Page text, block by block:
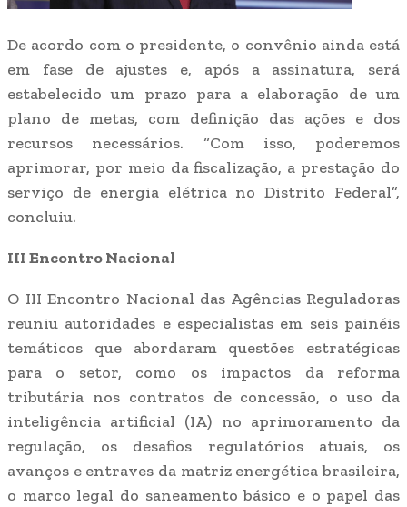
De acordo com o presidente, o convênio ainda está
em fase de ajustes e, após a assinatura, será
estabelecido um prazo para a elaboração de um
plano de metas, com definição das ações e dos
recursos necessários. “Com isso, poderemos
aprimorar, por meio da fiscalização, a prestação do
serviço de energia elétrica no Distrito Federal”,
concluiu.
III Encontro Nacional
O III Encontro Nacional das Agências Reguladoras
reuniu autoridades e especialistas em seis painéis
temáticos que abordaram questões estratégicas
para o setor, como os impactos da reforma
tributária nos contratos de concessão, o uso da
inteligência artificial (IA) no aprimoramento da
regulação, os desafios regulatórios atuais, os
avanços e entraves da matriz energética brasileira,
o marco legal do saneamento básico e o papel das